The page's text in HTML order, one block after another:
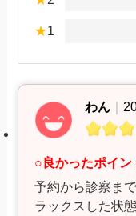
★1
わん
○良かったポイン
予約から診察ま
ラックスした状